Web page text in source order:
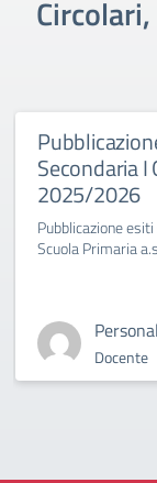
Secondaria I
2025/2026
Pubblicazione
Scuola Primaria
Docente